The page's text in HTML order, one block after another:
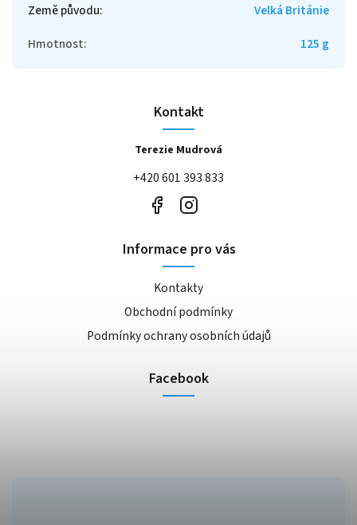
Země původu:
Velká Británie
Hmotnost: 125 g
Kontakt
Terezie Mudrová
+420 601 393 833
Informace pro vás
Kontakty
Obchodní podmínky
Podmínky ochrany osobních údajů
Facebook